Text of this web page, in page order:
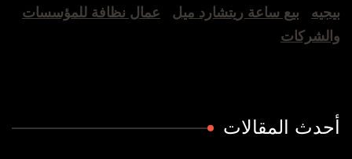
بيجيه
بيع ساعة ريتشارد ميل
عمال نظافة للمؤسسات
والشركات
أحدث المقالات